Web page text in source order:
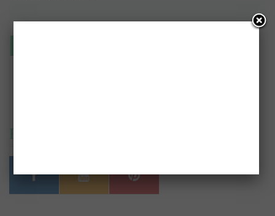
PrzeczytajTo.pl na: